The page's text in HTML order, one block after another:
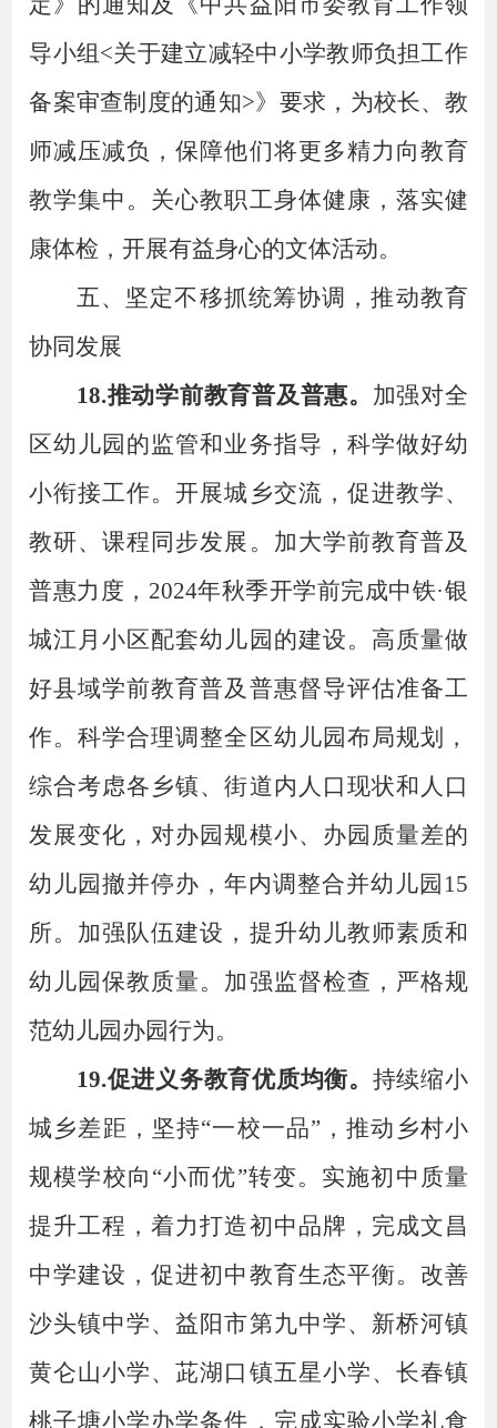
导小组<关于建立减轻中小学教师负担工作
备案审查制度的通知>》要求，为校长、教
师减压减负，保障他们将更多精力向教育
教学集中。关心教职工身体健康，落实健
康体检，开展有益身心的文体活动。
五、坚定不移抓统筹协调，推动教育
协同发展
18.推动学前教育普及普惠。 加强对全
区幼儿园的监管和业务指导，科学做好幼
小衔接工作。开展城乡交流，促进教学、
教研、课程同步发展。加大学前教育普及
普惠力度， 2024年秋季开学前完成中铁·银
城江月小区配套幼儿园的建设。高质量做
好县域学前教育普及普惠督导评估准备工
作。科学合理调整全区幼儿园布局规划，
综合考虑各乡镇、街道内人口现状和人口
发展变化，对办园规模小、办园质量差的
幼儿园撤并停办，年内调整合并幼儿园15
所。加强队伍建设，提升幼儿教师素质和
幼儿园保教质量。加强监督检查，严格规
范幼儿园办园行为。
19.促进义务教育优质均衡。 持续缩小
城乡差距，坚持“一校一品”，推动乡村小
规模学校向“小而优”转变。实施初中质量
提升工程，着力打造初中品牌，完成文昌
中学建设，促进初中教育生态平衡。改善
沙头镇中学、益阳市第九中学、新桥河镇
黄仑山小学、茈湖口镇五星小学、长春镇
桃子塘小学办学条件，完成实验小学礼食